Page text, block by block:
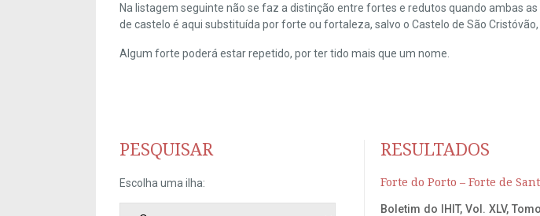
Na listagem seguinte não se faz a distinção entre fortes e redutos quando ambas
de castelo é aqui substituída por forte ou fortaleza, salvo o Castelo de São Cristóvão,
Algum forte poderá estar repetido, por ter tido mais que um nome.
PESQUISAR
Escolha uma ilha:
RESULTADOS
Forte do Porto – Forte de
Boletim do IHIT, Vol. XLV,